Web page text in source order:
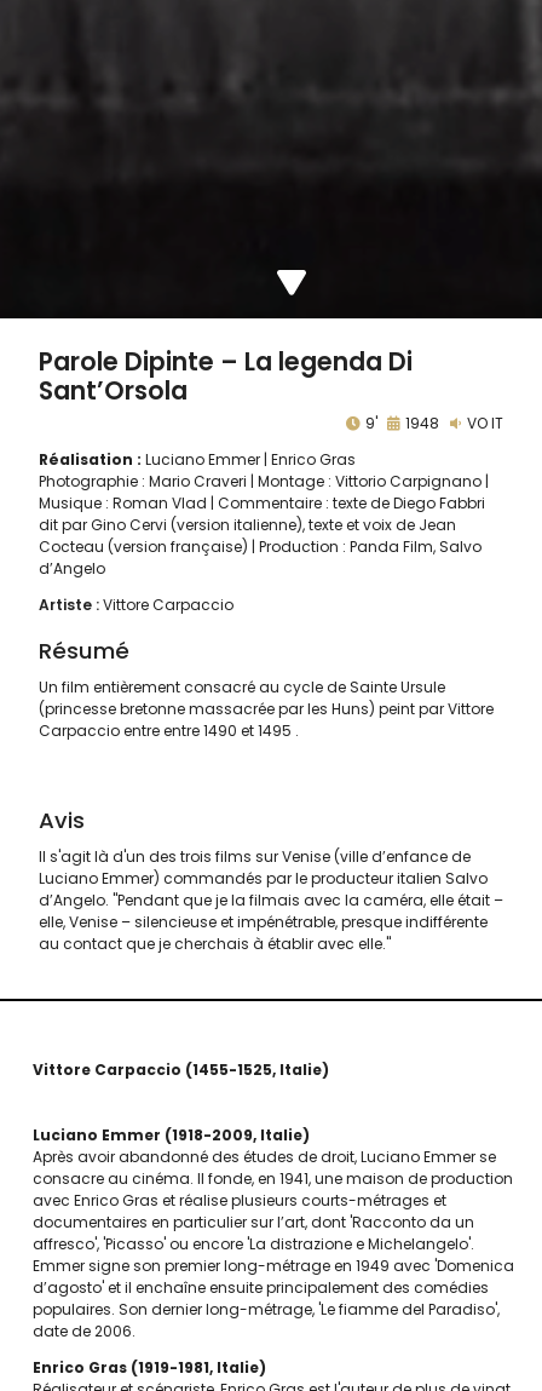
Artiste :Vittore Carpaccio
Parole Dipinte – La legenda Di
Sant’Orsola
9' 1948
VO IT
Réalisation : Luciano Emmer Enrico Gras
Photographie : Mario Craveri | Montage : Vittorio Carpignano |
Musique : Roman Vlad | Commentaire : texte de Diego Fabbri
dit par Gino Cervi (version italienne), texte et voix de Jean
Cocteau (version française) | Production : Panda Film, Salvo
d’Angelo
Résumé
Un film entièrement consacré au cycle de Sainte Ursule
(princesse bretonne massacrée par les Huns) peint par Vittore
Carpaccio entre entre 1490 et 1495 .
Avis
Il s'agit là d'un des trois films sur Venise (ville d’enfance de
Luciano Emmer) commandés par le producteur italien Salvo
d’Angelo. "Pendant que je la filmais avec la caméra, elle était –
elle, Venise – silencieuse et impénétrable, presque indifférente
au contact que je cherchais à établir avec elle."
Vittore Carpaccio 1455-1525 Italie
Luciano Emmer 1918-2009 Italie
Après avoir abandonné des études de droit, Luciano Emmer se
consacre au cinéma. Il fonde, en 1941, une maison de production
avec Enrico Gras et réalise plusieurs courts-métrages et
documentaires en particulier sur l’art, dont 'Racconto da un
affresco', 'Picasso' ou encore 'La distrazione e Michelangelo'.
Emmer signe son premier long-métrage en 1949 avec 'Domenica
d’agosto' et il enchaîne ensuite principalement des comédies
populaires. Son dernier long-métrage, 'Le fiamme del Paradiso',
date de 2006.
Enrico Gras 1919-1981 Italie